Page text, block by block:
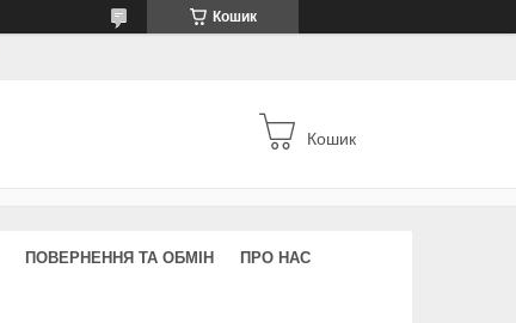
Кошик
Кошик
ПОВЕРНЕННЯ ТА ОБМІН ПРО НАС